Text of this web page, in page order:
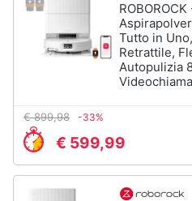
Tutto in
Retrattile,
Autopulizia
€ 899,98 -33%
€ 599,99